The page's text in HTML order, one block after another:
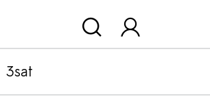
3sat